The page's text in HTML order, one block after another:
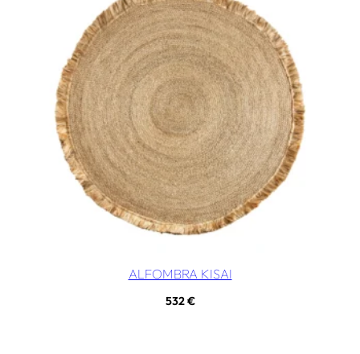
ALFOMBRA KISAI
532€